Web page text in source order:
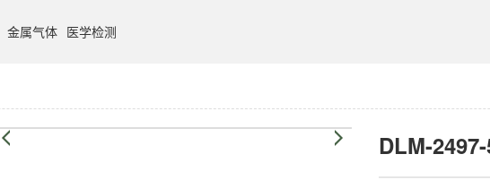
金属气体 医学检测
DLM-